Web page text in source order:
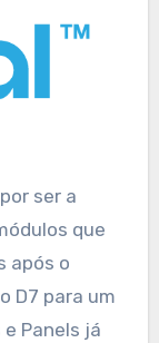
que
após o
D7 para um
Panels já